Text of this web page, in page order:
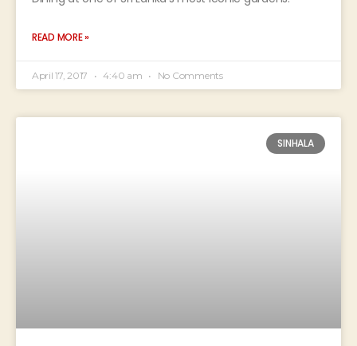
READ MORE »
April 17, 2017 4:40 am No Comments
SINHALA